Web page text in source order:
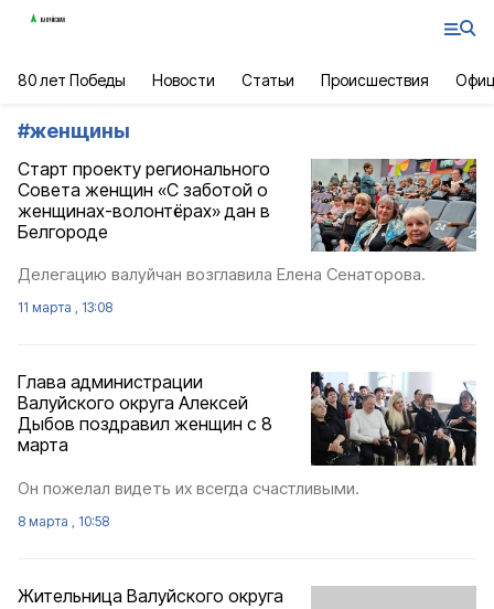
80 лет Победы Новости Статьи Происшествия
#женщины
Cтарт проекту регионального
Совета женщин «С заботой о
женщинах-волонтёрах» дан в
Белгороде
Делегацию валуйчан возглавила Елена Сенаторова.
11 марта , 13:08
Глава администрации
Валуйского округа Алексей
Дыбов поздравил женщин с 8
марта
Он пожелал видеть их всегда счастливыми.
8 марта , 10:58
Жительница Валуйского округа